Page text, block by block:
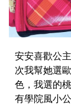
安安喜歡公
次我幫她選
色，我選的
有學院風小公